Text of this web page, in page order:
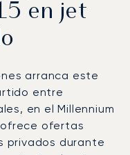
en jet
arranca este
entre
en el Millennium
ofertas
privados durante